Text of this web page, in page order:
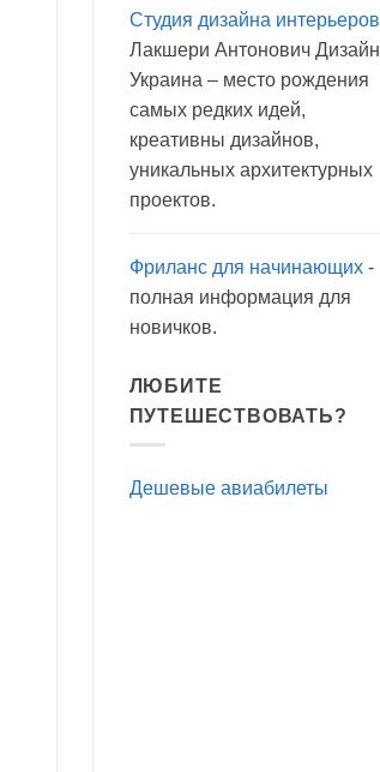
Вода
мылом
на
прогулку
антисептик.
Студия дизайна интерьеров
Лакшери Антонович Дизайн
Украина – место рождения
самых редких идей,
креативны дизайнов,
уникальных архитектурных
проектов.
Фриланс для начинающих-
полная информация для
новичков.
ЛЮБИТЕ
ПУТЕШЕСТВОВАТЬ?
Дешевые авиабилеты